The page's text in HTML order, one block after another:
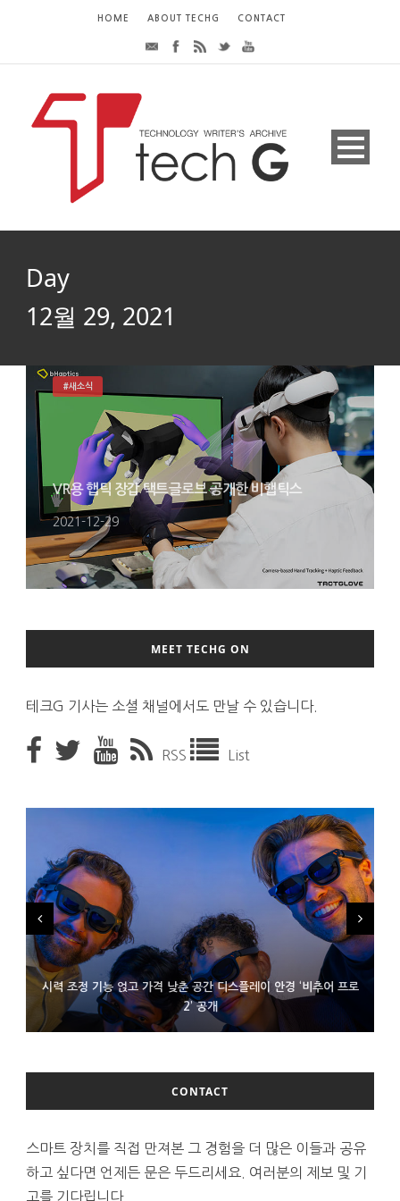
HOME ABOUT TECHG CONTACT
Day
12월 29, 2021
VR용 햅틱 장갑 택트글로브 공개한 비햅틱스
2021-12-29
#새소식
MEET TECHG ON
테크G 기사는 소셜 채널에서도 만날 수 있습니다.
RSS List
시력 조정 기능 얹고 가격 낮춘 공간 디스플레이 안경 ‘비추어 프로
2’ 공개
D램 부족에 10억달러어치 아이폰18 프로세서 패키징 대기 중
300~400달러 반지형 스피커 준비하는 오픈AI
CONTACT
스마트 장치를 직접 만져본 그 경험을 더 많은 이들과 공유
하고 싶다면 언제든 문은 두드리세요. 여러분의 제보 및 기
고를 기다립니다.